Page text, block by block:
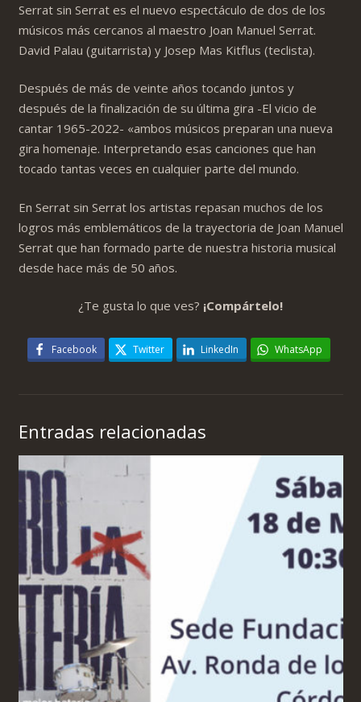
Serrat sin Serrat es el nuevo espectáculo de dos de los
músicos más cercanos al maestro Joan Manuel Serrat.
David Palau (guitarrista) y Josep Mas Kitflus (teclista).
Después de más de veinte años tocando juntos y
después de la finalización de su última gira -El vicio de
cantar 1965-2022- «ambos músicos preparan una nueva
gira homenaje. Interpretando esas canciones que han
tocado tantas veces en cualquier parte del mundo.
En Serrat sin Serrat los artistas repasan muchos de los
logros más emblemáticos de la trayectoria de Joan Manuel
Serrat que han formado parte de nuestra historia musical
desde hace más de 50 años.
¿Te gusta lo que ves? ¡Compártelo!
Facebook Twitter LinkedIn WhatsApp
Entradas relacionadas